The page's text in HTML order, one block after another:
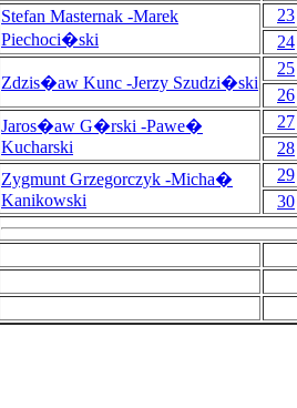
Stefan Masternak -Marek
Piechoci�ski
23
24
Zdzis�aw Kunc -Jerzy Szudzi�ski
25
26
Jaros�aw G�rski -Pawe�
Kucharski
27
28
Zygmunt Grzegorczyk -Micha�
Kanikowski
29
30